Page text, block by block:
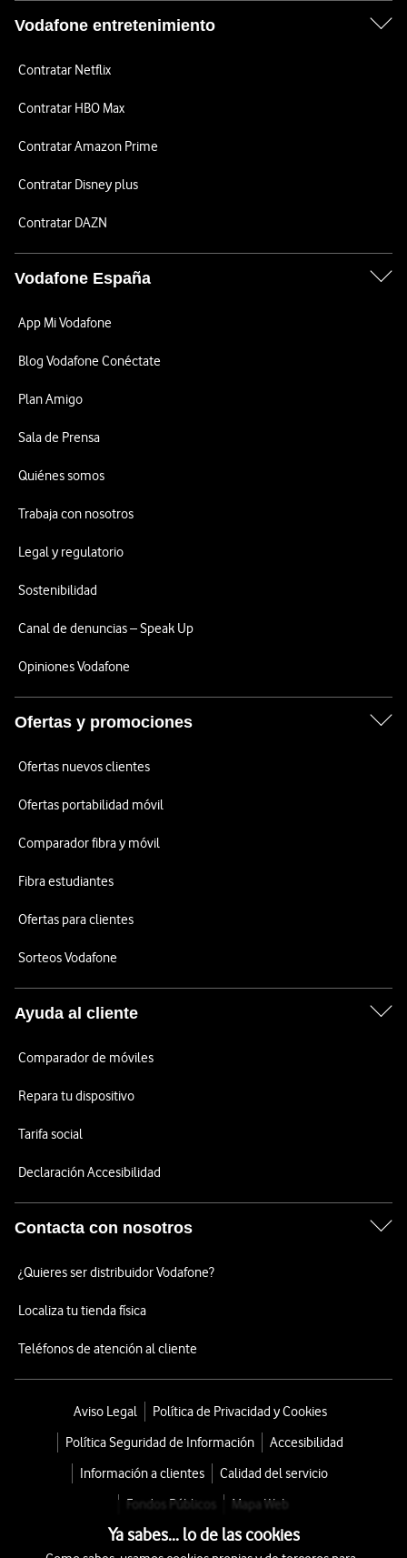
Vodafone entretenimiento
Contratar Netflix
Contratar HBO Max
Contratar Amazon Prime
Contratar Disney plus
Contratar DAZN
Vodafone España
App Mi Vodafone
Blog Vodafone Conéctate
Plan Amigo
Sala de Prensa
Quiénes somos
Trabaja con nosotros
Legal y regulatorio
Sostenibilidad
Canal de denuncias – Speak Up
Opiniones Vodafone
Ofertas y promociones
Ofertas nuevos clientes
Ofertas portabilidad móvil
Comparador fibra y móvil
Fibra estudiantes
Ofertas para clientes
Sorteos Vodafone
Ayuda al cliente
Comparador de móviles
Repara tu dispositivo
Tarifa social
Declaración Accesibilidad
Contacta con nosotros
¿Quieres ser distribuidor Vodafone?
Localiza tu tienda física
Teléfonos de atención al cliente
Aviso Legal
Política de Privacidad y Cookies
Política Seguridad de Información
Accesibilidad
Información a clientes
Calidad del servicio
Fondos Públicos
Mapa Web
Ya sabes... lo de las cookies